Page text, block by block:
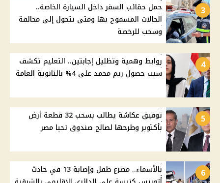
3
حمل حقائب السفر داخل السيارة الخاصة..
الحالات المسموح بها ومتى تتحول إلى مخالفة
وسحب للرخصة
4
روابط وهمية وتظليل إجابتين.. التعليم تكشف
سبب حصول ريم محمد على 4% بالثانوية العامة
5
توفيق عكاشة يطالب بسحب 32 قطعة أرض
بأكتوبر وطرحها لصالح صندوق تحيا مصر
6
بالأسماء.. مصرع طفل وإصابة 13 في حادث